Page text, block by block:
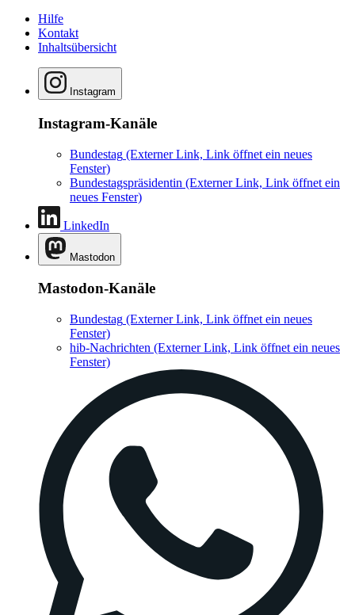
Hilfe
Kontakt
Inhaltsübersicht
Instagram
Instagram-Kanäle
Bundestag (Externer Link, Link öffnet ein neues
Fenster)
Bundestagspräsidentin (Externer Link, Link öffnet ein
neues Fenster)
LinkedIn
Mastodon
Mastodon-Kanäle
Bundestag (Externer Link, Link öffnet ein neues
Fenster)
hib-Nachrichten (Externer Link, Link öffnet ein neues
Fenster)